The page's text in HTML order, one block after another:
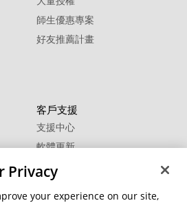
師生優惠專案
好友推薦計畫
客戶支援
支援中心
軟體更新
教學中心
CCP國際專業認證
Privacy
your experience on our site,